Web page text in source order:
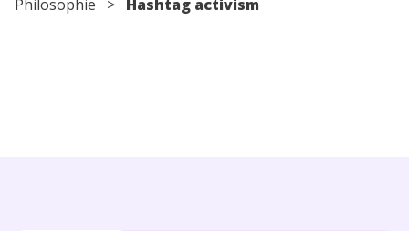
Philosophie > Hashtag activism